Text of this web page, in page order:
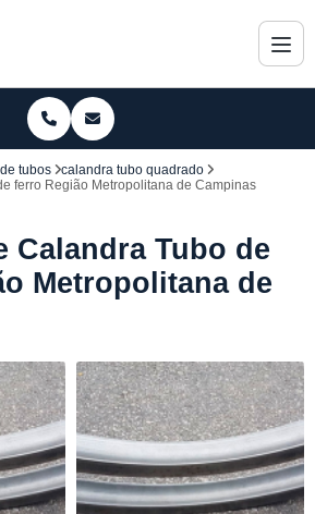
tubos
calandra tubo quadrado
ferro Região Metropolitana de Campinas
Calandra Tubo de
Metropolitana de